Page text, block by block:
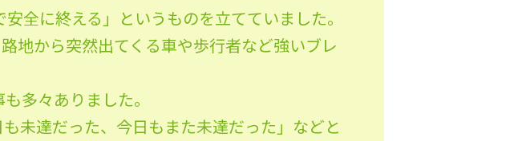
全に終える」というものを立てていました。
地から突然出てくる車や歩行者など強いブレ
多々ありました。
未達だった、今日もまた未達だった」などと